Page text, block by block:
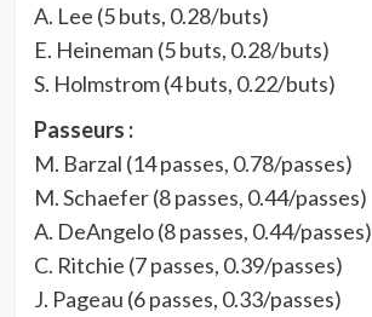
A. Lee (5 buts, 0.28/buts)
E. Heineman (5 buts, 0.28/buts)
S. Holmstrom (4 buts, 0.22/buts)
Passeurs :
M. Barzal (14 passes, 0.78/passes)
M. Schaefer (8 passes, 0.44/passes)
A. DeAngelo (8 passes, 0.44/passes)
C. Ritchie (7 passes, 0.39/passes)
J. Pageau (6 passes, 0.33/passes)